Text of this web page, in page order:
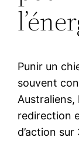
Punir un
souvent
redirection
d’action